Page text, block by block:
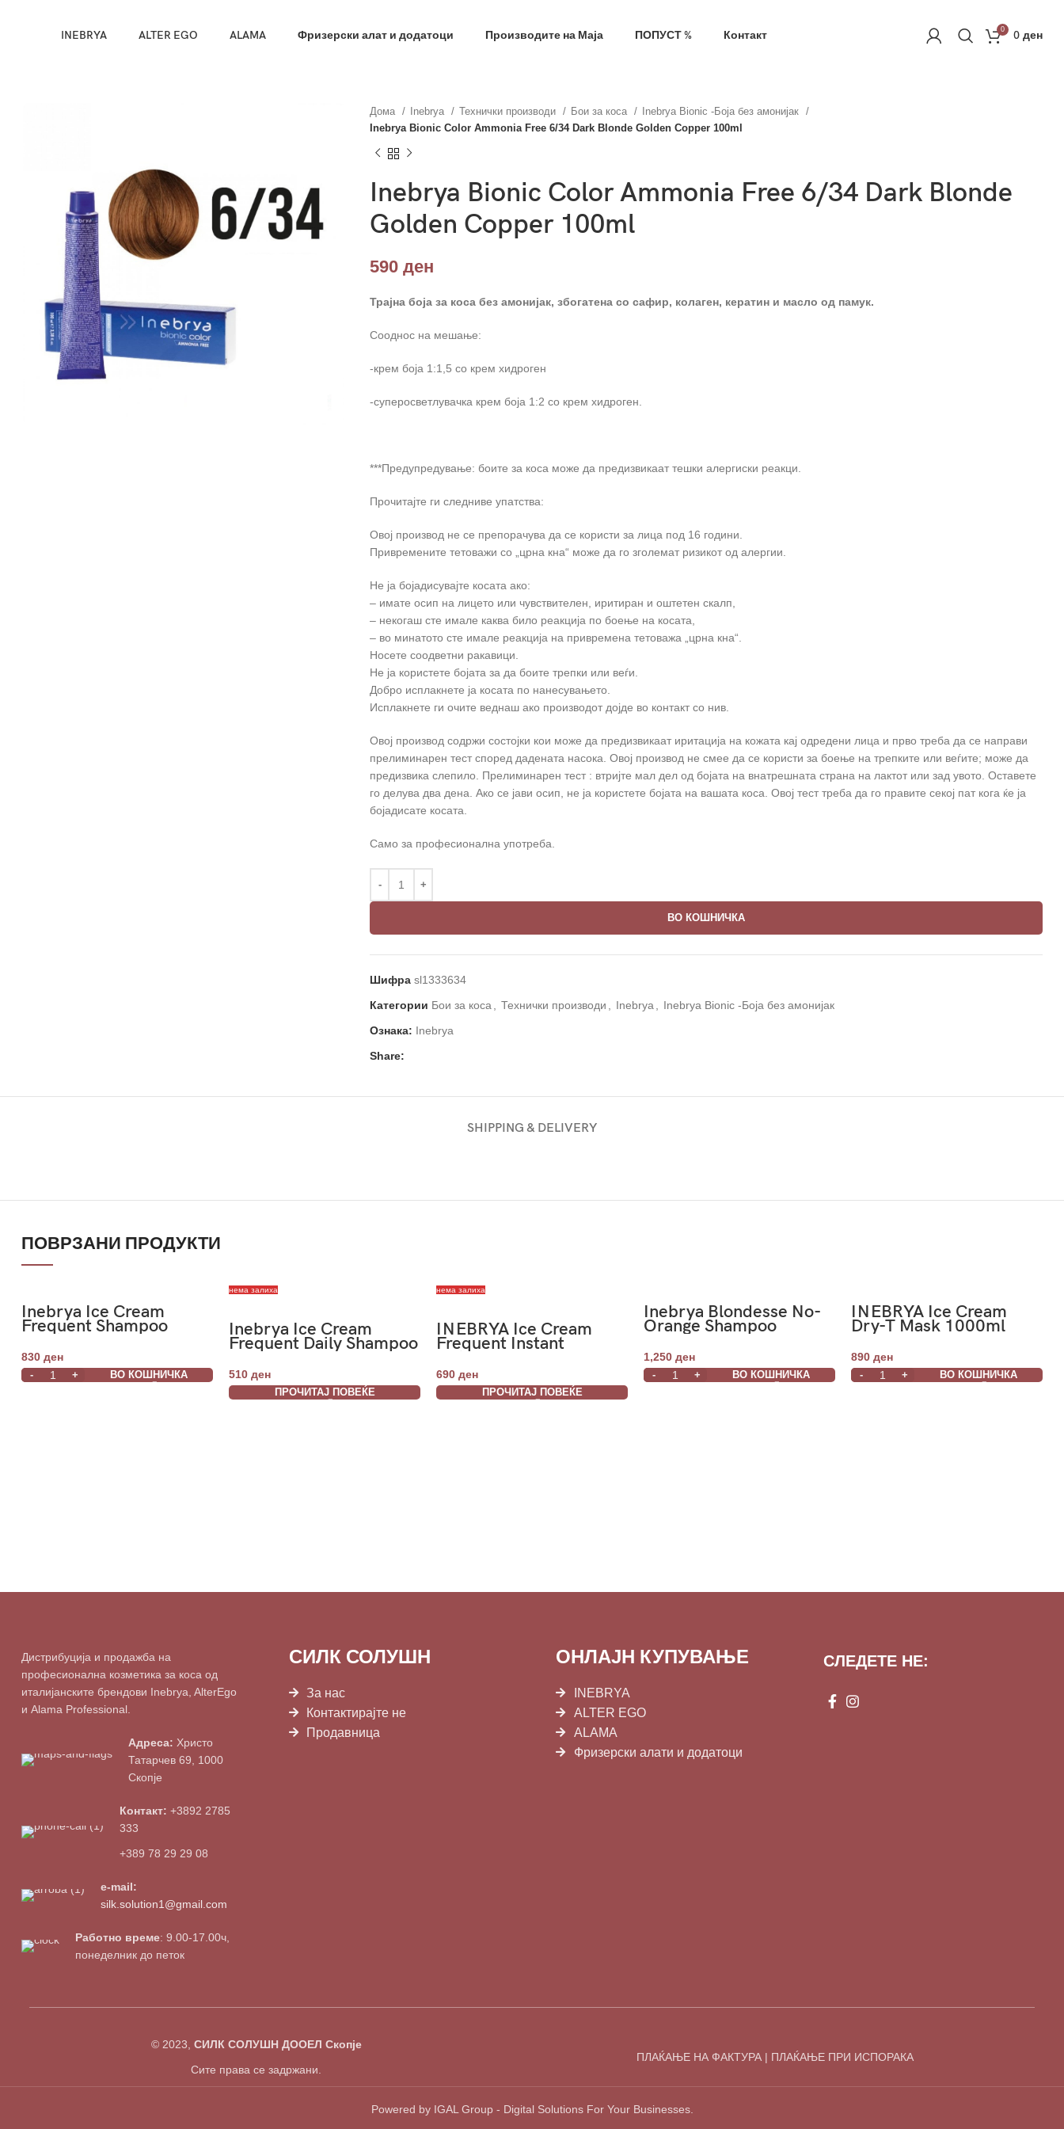
INEBRYA ALTER EGO ALAMA Фризерски алат и додатоци Производите на Маја ПОПУСТ % Контакт 0 0 ден
Дома Inebrya Технички производи Бои за коса
Inebrya Bionic -Боја без амонијак
Inebrya Bionic Color Ammonia Free 6/34 Dark Blonde Golden Copper 100ml
Inebrya Bionic Color Ammonia Free 6/34 Dark Blonde
Golden Copper 100ml
590 ден
Трајна боја за коса без амонијак, збогатена со сафир, колаген, кератин и масло од памук.
Сооднос на мешање:
-крем боја 1:1,5 со крем хидроген
-суперосветлувачка крем боја 1:2 со крем хидроген.
***Предупредување: боите за коса може да предизвикаат тешки алергиски реакци.
Прочитајте ги следниве упатства:
Овој производ не се препорачува да се користи за лица под 16 години.
Привремените тетоважи со „црна кна“ може да го зголемат ризикот од алергии.
Не ја бојадисувајте косата ако:
– имате осип на лицето или чувствителен, иритиран и оштетен скалп,
– некогаш сте имале каква било реакција по боење на косата,
– во минатото сте имале реакција на привремена тетоважа „црна кна“.
Носете соодветни ракавици.
Не ја користете бојата за да боите трепки или веѓи.
Добро исплакнете ја косата по нанесувањето.
Исплакнете ги очите веднаш ако производот дојде во контакт со нив.
Овој производ содржи состојки кои може да предизвикаат иритација на кожата кај одредени лица и прво треба да се направи
прелиминарен тест според дадената насока. Овој производ не смее да се користи за боење на трепките или веѓите; може да
предизвика слепило. Прелиминарен тест : втријте мал дел од бојата на внатрешната страна на лактот или зад увото. Оставете
го делува два дена. Ако се јави осип, не ја користете бојата на вашата коса. Овој тест треба да го правите секој пат кога ќе ја
бојадисате косата.
Само за професионална употреба.
ВО КОШНИЧКА
Шифра sl1333634
Категории Бои за коса Технички производи Inebrya
Inebrya Bionic -Боја без амонијак
Ознака: Inebrya
Share:
SHIPPING & DELIVERY
ПОВРЗАНИ ПРОДУКТИ
Inebrya Ice Cream
Frequent Shampoo
Menta 1000ml
830 ден
ВО КОШНИЧКА
нема залиха
Inebrya Ice Cream
Frequent Daily Shampoo
300ml
510 ден
ПРОЧИТАЈ ПОВЕЌЕ
нема залиха
INEBRYA Ice Cream
Frequent Instant
Detangler 200ml
690 ден
ПРОЧИТАЈ ПОВЕЌЕ
Inebrya Blondesse No-
Orange Shampoo
1000ml
1,250 ден
ВО КОШНИЧКА
INEBRYA Ice Cream
Dry-T Mask 1000ml
890 ден
ВО КОШНИЧКА
Дистрибуција и продажба на
професионална козметика за коса од
италијанските брендови Inebrya, AlterEgo
и Alama Professional.
Адреса: Христо
Татарчев 69, 1000
Скопје
Контакт: +3892 2785
333
+389 78 29 29 08
e-mail:
silk.solution1@gmail.com
Работно време: 9.00-17.00ч,
понеделник до петок
СИЛК СОЛУШН
За нас
Контактирајте не
Продавница
ОНЛАЈН КУПУВАЊЕ
INEBRYA
ALTER EGO
ALAMA
Фризерски алати и додатоци
СЛЕДЕТЕ НЕ:
© 2023, СИЛК СОЛУШН ДООЕЛ Скопје
Сите права се задржани.
ПЛАЌАЊЕ НА ФАКТУРА | ПЛАЌАЊЕ ПРИ ИСПОРАКА
Powered by IGAL Group - Digital Solutions For Your Businesses.